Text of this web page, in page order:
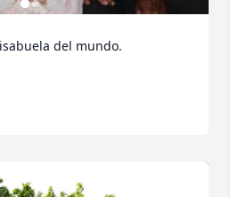
del mundo.